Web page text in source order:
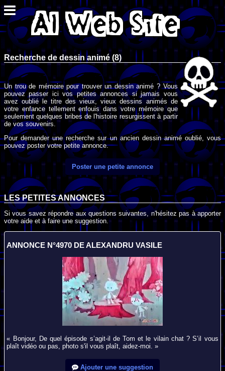
Recherche de dessin animé (8)
Un trou de mémoire pour trouver un dessin animé ? Vous
pouvez passer ici vos petites annonces si jamais vous
avez oublié le titre des vieux, vieux dessins animés de
votre enfance tellement enfouis dans votre mémoire que
seulement quelques bribes de l'histoire resurgissent à partir
de vos souvenirs.
Pour demander une recherche sur un ancien dessin animé oublié, vous
pouvez poster votre petite annonce.
Poster une petite annonce
LES PETITES ANNONCES
Si vous savez répondre aux questions suivantes, n'hésitez pas à apporter
votre aide et à faire une suggestion.
ANNONCE N°4970 DE ALEXANDRU VASILE
« Bonjour, De quel épisode s’agit-il de Tom et le vilain chat ? S’il vous
plaît vidéo ou pas, photo s'il vous plaît, aidez-moi. »
Ajouter une suggestion